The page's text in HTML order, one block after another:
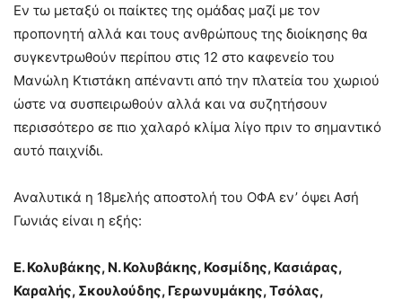
Εν τω μεταξύ οι παίκτες της ομάδας μαζί με τον
προπονητή αλλά και τους ανθρώπους της διοίκησης θα
συγκεντρωθούν περίπου στις 12 στο καφενείο του
Μανώλη Κτιστάκη απέναντι από την πλατεία του χωριού
ώστε να συσπειρωθούν αλλά και να συζητήσουν
περισσότερο σε πιο χαλαρό κλίμα λίγο πριν το σημαντικό
αυτό παιχνίδι.
Αναλυτικά η 18μελής αποστολή του ΟΦΑ εν’ όψει Ασή
Γωνιάς είναι η εξής:
Ε. Κολυβάκης, Ν. Κολυβάκης, Κοσμίδης, Κασιάρας,
Καραλής, Σκουλούδης, Γερωνυμάκης, Τσόλας,